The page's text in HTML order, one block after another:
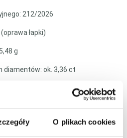
O plikach cookies
212/2026
łapki)
g
ok. 3,36 ct
(łezka):